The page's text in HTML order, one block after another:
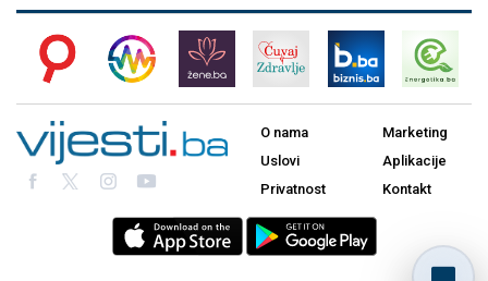
O nama
Uslovi
Privatnost
Marketing
Aplikacije
Kontakt